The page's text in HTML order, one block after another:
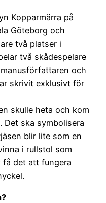
Kopparmärra på
Göteborg och
två platser i
två skådespelare
och
skrivit exklusivt för
skulle heta och kom
ska symbolisera
blir lite som en
i rullstol som
det att fungera